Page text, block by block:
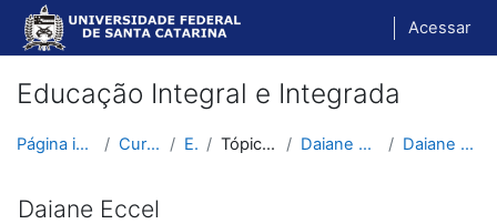
Ir para o conteúdo principal
Acessar
Educação Integral e Integrada
Página inicial Cursos EII Tópico 10 Daiane Eccel Daiane Eccel
Daiane Eccel